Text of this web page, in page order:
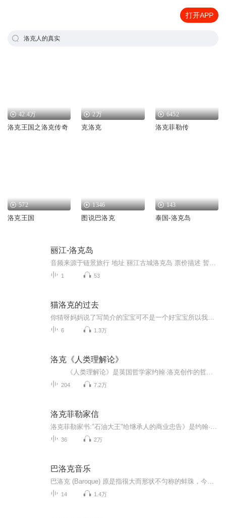
打开APP
洛克人的真实
42.4万
洛克王国之洛克传奇
2万
克洛克
6452
洛克菲勒传
572
洛克王国
1346
图说巴洛克
143
泰国-洛克岛
丽江-洛克岛
1 53
猫洛克的过去
6 1.3万
洛克《人类理解论》
204 7.2万
洛克菲勒家信
36 2万
巴洛克音乐
14 1.4万